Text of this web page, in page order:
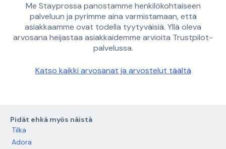
Me Stayprossa panostamme henkilökohtaiseen
palveluun ja pyrimme aina varmistamaan, että
asiakkaamme ovat todella tyytyväisiä. Yllä oleva
arvosana heijastaa asiakkaidemme arvioita Trustpilot-
palvelussa.
Katso kaikki arvosanat ja arvostelut täältä
Pidät ehkä myös näistä
Tilka
Adora